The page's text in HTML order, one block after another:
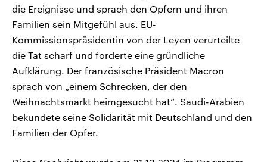
die Ereignisse und sprach den Opfern und ihren
Familien sein Mitgefühl aus. EU-
Kommissionspräsidentin von der Leyen verurteilte
die Tat scharf und forderte eine gründliche
Aufklärung. Der französische Präsident Macron
sprach von „einem Schrecken, der den
Weihnachtsmarkt heimgesucht hat“. Saudi-Arabien
bekundete seine Solidarität mit Deutschland und den
Familien der Opfer.